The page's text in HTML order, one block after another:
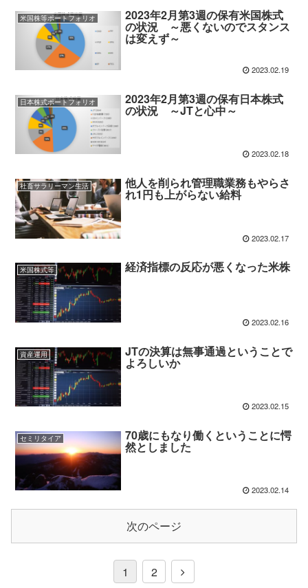
米国株等ポートフォリオ 2023年2月第3週の保有米国株式
の状況 ～悪くないのでスタンス
は変えず～
2023.02.19
日本株式ポートフォリオ 2023年2月第3週の保有日本株式
の状況 ～JTと心中～
2023.02.18
社畜サラリーマン生活 他人を削られ管理職業務もやらさ
れ1円も上がらない給料
2023.02.17
米国株式等 経済指標の反応が悪くなった米株
2023.02.16
資産運用 JTの決算は無事通過ということで
よろしいか
2023.02.15
セミリタイア 70歳にもなり働くということに愕
然としました
2023.02.14
次のページ
1 2